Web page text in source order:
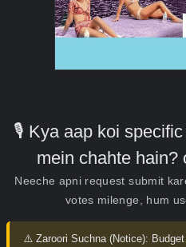
🎙️ Kya aap koi
mein chahte hain?
Neeche apni request submit
votes milenge, hum
⚠️ Zaroori Suchna (Notice):